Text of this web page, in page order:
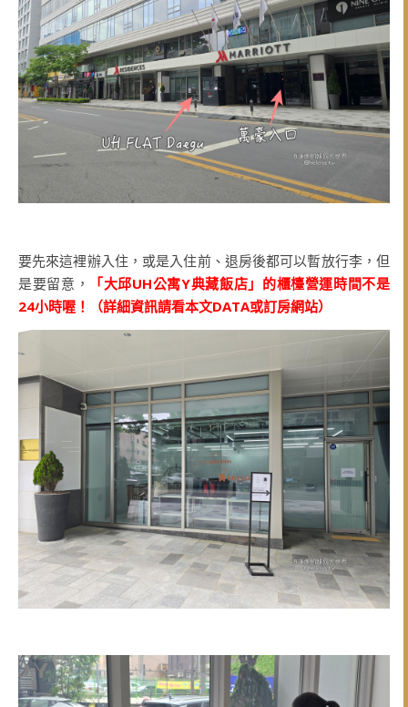
要先來這裡辦入住，或是入住前、退房後都可以暫放行李，但
是要留意，
「大邱UH公寓Y典藏飯店」的櫃檯營運時間不是
24小時喔！（詳細資訊請看本文DATA或訂房網站）